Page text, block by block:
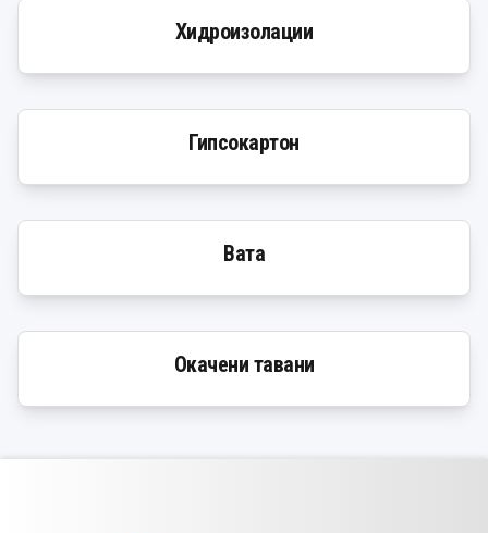
Хидроизолации
Гипсокартон
Вата
Окачени тавани